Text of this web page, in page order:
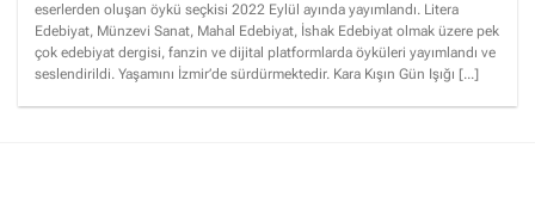
eserlerden oluşan öykü seçkisi 2022 Eylül ayında yayımlandı. Litera
Edebiyat, Münzevi Sanat, Mahal Edebiyat, İshak Edebiyat olmak üzere pek
çok edebiyat dergisi, fanzin ve dijital platformlarda öyküleri yayımlandı ve
seslendirildi. Yaşamını İzmir’de sürdürmektedir. Kara Kışın Gün Işığı [...]